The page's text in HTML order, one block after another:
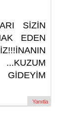
SİZİN
EDEN
...KUZUM
Yanıtla